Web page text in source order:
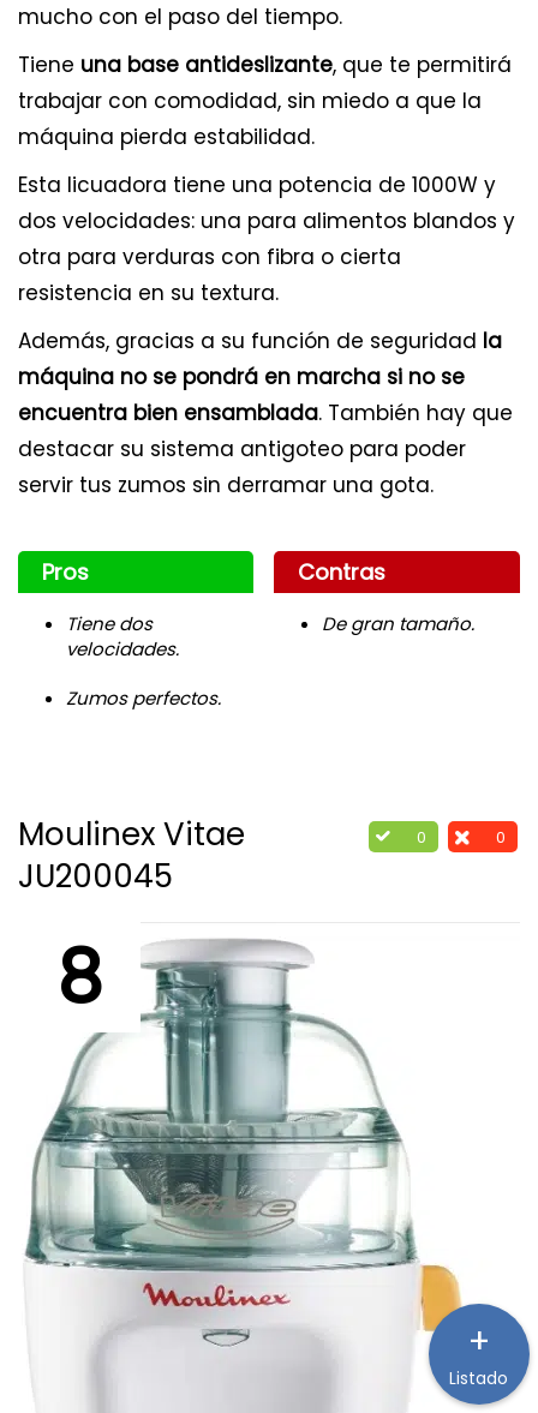
mucho con el paso del tiempo.
Tiene una base antideslizante, que te permitirá
trabajar con comodidad, sin miedo a que la
máquina pierda estabilidad.
Esta licuadora tiene una potencia de 1000W y
dos velocidades: una para alimentos blandos y
otra para verduras con fibra o cierta
resistencia en su textura.
Además, gracias a su función de seguridad la
máquina no se pondrá en marcha si no se
encuentra bien ensamblada. También hay que
destacar su sistema antigoteo para poder
servir tus zumos sin derramar una gota.
Pros
Tiene dos
velocidades.
Zumos perfectos.
Contras
De gran tamaño.
0 0
Moulinex Vitae
JU200045
8
+
Listado